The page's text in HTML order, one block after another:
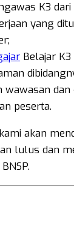
K3 dari
yang
Belajar
wawasan dan
peserta.
akan
lulus dan